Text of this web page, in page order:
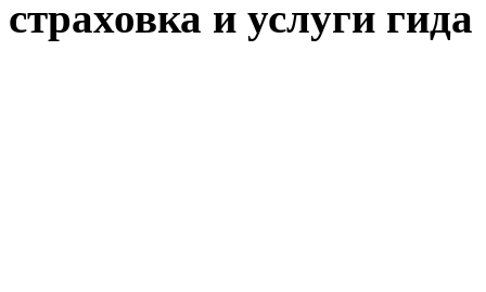
страховка и услуги гида